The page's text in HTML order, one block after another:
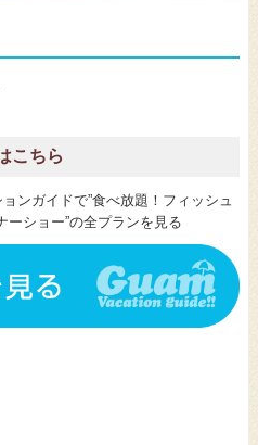
こちら
ンガイドで”食べ放題！フィッシュ
ーショー”の全プランを見る